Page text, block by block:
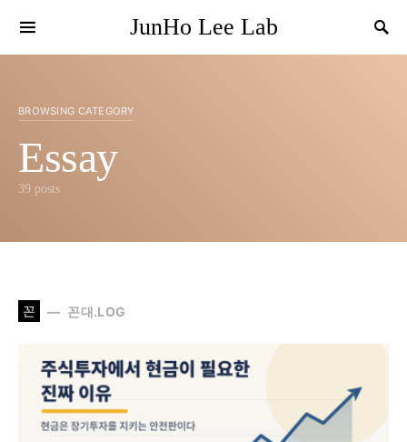
JunHo Lee Lab
BROWSING CATEGORY
Essay
39 posts
꼰 꼰대.LOG